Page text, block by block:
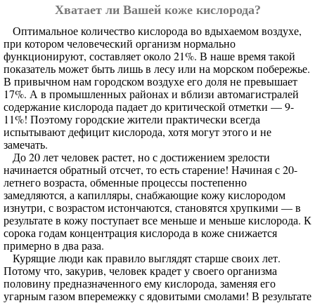
Хватает ли Вашей коже кислорода?
Оптимальное количество кислорода во вдыхаемом воздухе,
при котором человеческий организм нормально
функционируют, составляет около 21%. В наше время такой
показатель может быть лишь в лесу или на морском побережье.
В привычном нам городском воздухе его доля не превышает
17%. А в промышленных районах и вблизи автомагистралей
содержание кислорода падает до критической отметки — 9-
11%! Поэтому городские жители практически всегда
испытывают дефицит кислорода, хотя могут этого и не
замечать.
До 20 лет человек растет, но с достижением зрелости
начинается обратный отсчет, то есть старение! Начиная с 20-
летнего возраста, обменные процессы постепенно
замедляются, а капилляры, снабжающие кожу кислородом
изнутри, с возрастом истончаются, становятся хрупкими — в
результате в кожу поступает все меньше и меньше кислорода. К
сорока годам концентрация кислорода в коже снижается
примерно в два раза.
Курящие люди как правило выглядят старше своих лет.
Потому что, закурив, человек крадет у своего организма
половину предназначенного ему кислорода, заменяя его
угарным газом вперемежку с ядовитыми смолами! В результате